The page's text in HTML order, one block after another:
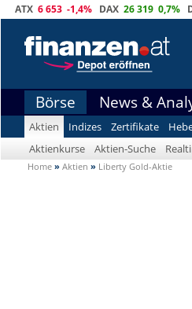
ATX 6 653 -1,4% DAX 26 319 0,7%
Börse News &
Aktien Indizes Zertifikate
Aktienkurse
Aktien-Suche
Home » Aktien » Liberty Gold-Aktie